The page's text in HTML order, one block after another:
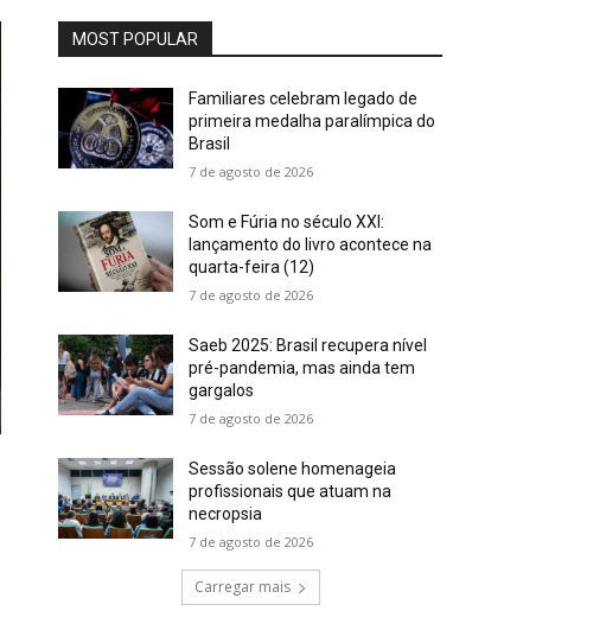
MOST POPULAR
Familiares celebram legado de
primeira medalha paralímpica do
Brasil
7 de agosto de 2026
Som e Fúria no século XXI:
lançamento do livro acontece na
quarta-feira (12)
7 de agosto de 2026
Saeb 2025: Brasil recupera nível
pré-pandemia, mas ainda tem
gargalos
7 de agosto de 2026
Sessão solene homenageia
profissionais que atuam na
necropsia
7 de agosto de 2026
Carregar mais